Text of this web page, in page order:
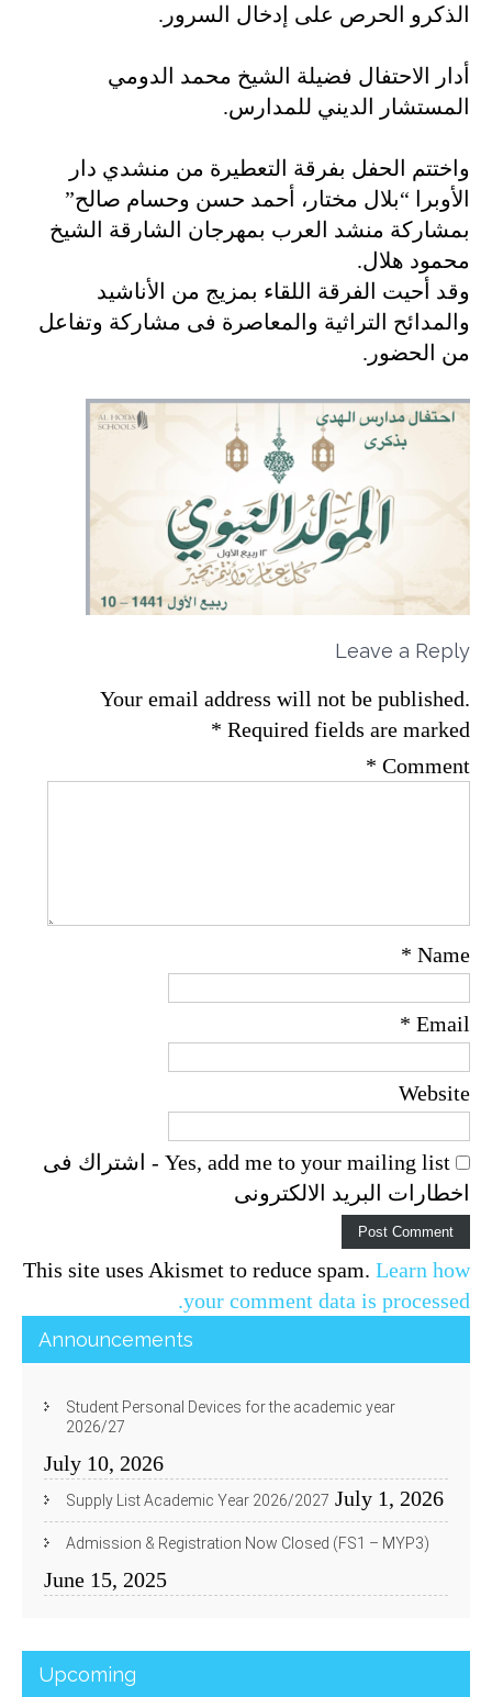
الذكرو الحرص على إدخال السرور.
أدار الاحتفال فضيلة الشيخ محمد الدومي
المستشار الديني للمدارس.
واختتم الحفل بفرقة التعطيرة من منشدي دار
الأوبرا “بلال مختار، أحمد حسن وحسام صالح”
بمشاركة منشد العرب بمهرجان الشارقة الشيخ
محمود هلال.
وقد أحيت الفرقة اللقاء بمزيج من الأناشيد
والمدائح التراثية والمعاصرة فى مشاركة وتفاعل
من الحضور.
Leave a Reply
Your email address will not be published.
Required fields are marked
*
Comment
*
Name
*
Email
*
Website
Yes, add me to your mailing list - اشتراك فى
اخطارات البريد الالكترونى
This site uses Akismet to reduce spam. Learn how
your comment data is processed.
Announcements
Student Personal Devices for the academic year
2026/27
July 10, 2026
Supply List Academic Year 2026/2027 July 1, 2026
Admission & Registration Now Closed (FS1 – MYP3)
June 15, 2025
Upcoming